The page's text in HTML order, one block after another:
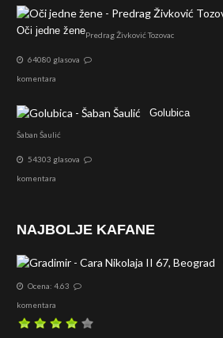
Oči jedne ženePredrag Živković Tozovac
64080 glasova
komentara
Golubica
Šaban Šaulić
54303 glasova
komentara
NAJBOLJE KAFANE
Ocena: 4.63
komentara